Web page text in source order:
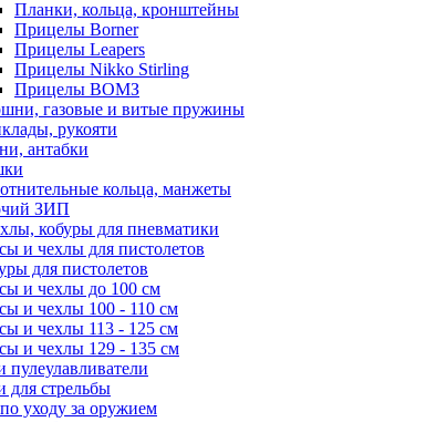
Планки, кольца, кронштейны
Прицелы Borner
Прицелы Leapers
Прицелы Nikko Stirling
Прицелы ВОМЗ
газовые и витые пружины
рукояти
антабки
кольца, манжеты
ЗИП
кобуры для пневматики
и чехлы для пистолетов
для пистолетов
и чехлы до 100 см
и чехлы 100 - 110 см
и чехлы 113 - 125 см
и чехлы 129 - 135 см
стрельбы
уходу за оружием